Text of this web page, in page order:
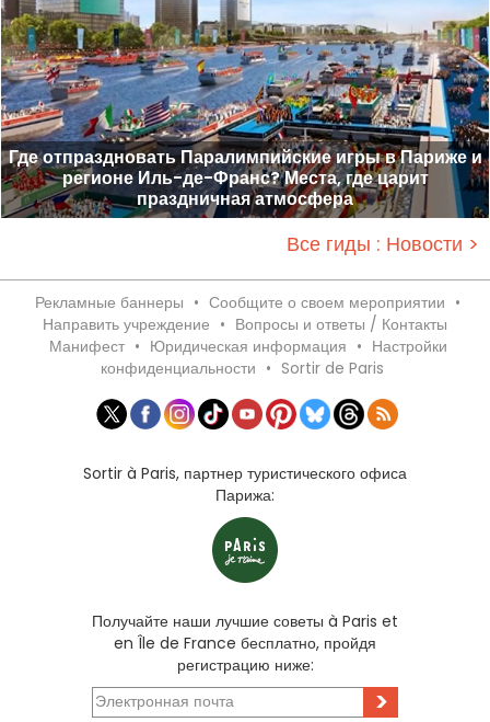
Где отпраздновать Паралимпийские игры в Париже и
регионе Иль-де-Франс? Места, где царит
праздничная атмосфера
Все гиды : Новости >
Рекламные баннеры • Сообщите о своем мероприятии •
Направить учреждение • Вопросы и ответы / Контакты
Манифест • Юридическая информация • Настройки
конфиденциальности • Sortir de Paris
Sortir à Paris, партнер туристического офиса
Парижа:
Получайте наши лучшие советы à Paris et
en Île de France бесплатно, пройдя
регистрацию ниже:
>